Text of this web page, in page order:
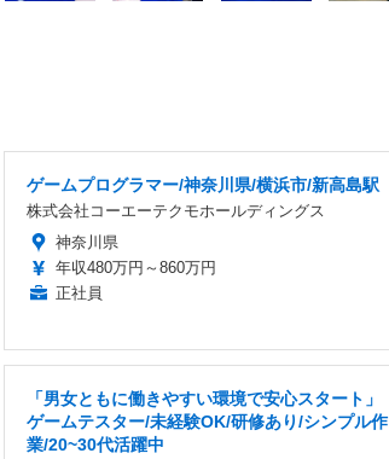
ゲームプログラマー/神奈川県/横浜市/新高島駅
株式会社コーエーテクモホールディングス
神奈川県
年収480万円～860万円
正社員
「男女ともに働きやすい環境で安心スタート」
ゲームテスター/未経験OK/研修あり/シンプル作
業/20~30代活躍中